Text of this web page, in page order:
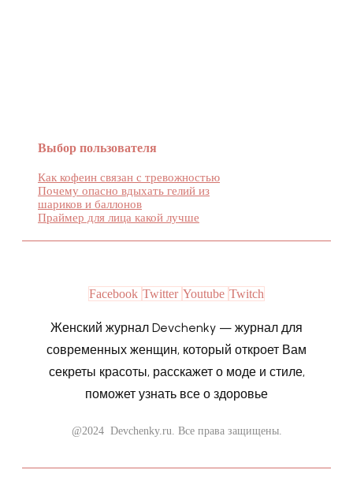
Выбор пользователя
Как кофеин связан с тревожностью
Почему опасно вдыхать гелий из
шариков и баллонов
Праймер для лица какой лучше
Facebook Twitter Youtube Twitch
Женский журнал Devchenky — журнал для
современных женщин, который откроет Вам
секреты красоты, расскажет о моде и стиле,
поможет узнать все о здоровье
@2024 Devchenky.ru. Все права защищены.